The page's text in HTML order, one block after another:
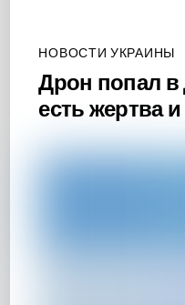
НОВОСТИ УКРАИНЫ
Дрон попал в
есть жертва